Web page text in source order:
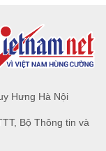
Hưng Hà Nội
Bộ Thông tin và